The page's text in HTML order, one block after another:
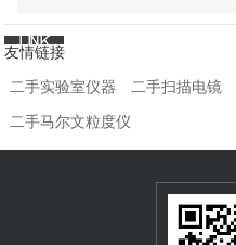
友情链接
二手实验室仪器 二手扫描电镜
二手马尔文粒度仪